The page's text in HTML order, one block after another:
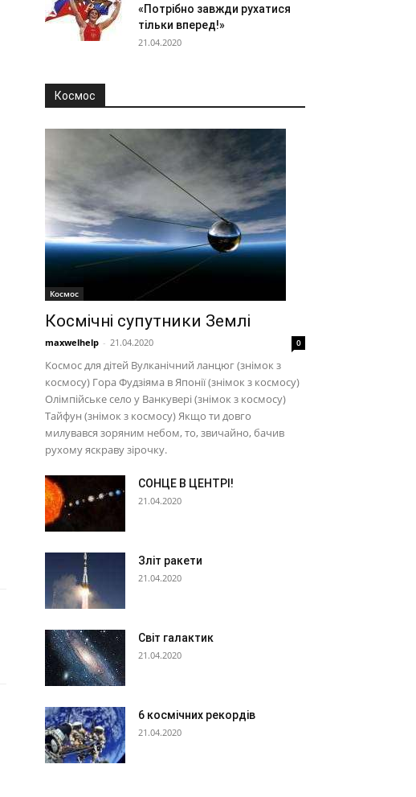
«Потрібно завжди рухатися
тільки вперед!»
21.04.2020
Космос
Космос
Космічні супутники Землі
maxwelhelp - 21.04.2020 0
Космос для дітей Вулканічний ланцюг (знімок з
космосу) Гора Фудзіяма в Японії (знімок з космосу)
Олімпійське село у Ванкувері (знімок з космосу)
Тайфун (знімок з космосу) Якщо ти довго
милувався зоряним небом, то, звичайно, бачив
рухому яскраву зірочку.
СОНЦЕ В ЦЕНТРІ!
21.04.2020
Зліт ракети
21.04.2020
Світ галактик
21.04.2020
6 космічних рекордів
21.04.2020